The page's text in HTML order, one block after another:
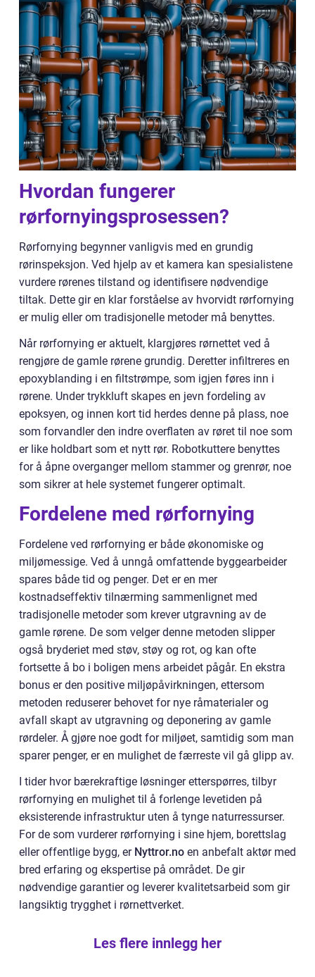
Hvordan fungerer
rørfornyingsprosessen?
Rørfornying begynner vanligvis med en grundig
rørinspeksjon. Ved hjelp av et kamera kan spesialistene
vurdere rørenes tilstand og identifisere nødvendige
tiltak. Dette gir en klar forståelse av hvorvidt rørfornying
er mulig eller om tradisjonelle metoder må benyttes.
Når rørfornying er aktuelt, klargjøres rørnettet ved å
rengjøre de gamle rørene grundig. Deretter infiltreres en
epoxyblanding i en filtstrømpe, som igjen føres inn i
rørene. Under trykkluft skapes en jevn fordeling av
epoksyen, og innen kort tid herdes denne på plass, noe
som forvandler den indre overflaten av røret til noe som
er like holdbart som et nytt rør. Robotkuttere benyttes
for å åpne overganger mellom stammer og grenrør, noe
som sikrer at hele systemet fungerer optimalt.
Fordelene med rørfornying
Fordelene ved rørfornying er både økonomiske og
miljømessige. Ved å unngå omfattende byggearbeider
spares både tid og penger. Det er en mer
kostnadseffektiv tilnærming sammenlignet med
tradisjonelle metoder som krever utgravning av de
gamle rørene. De som velger denne metoden slipper
også bryderiet med støv, støy og rot, og kan ofte
fortsette å bo i boligen mens arbeidet pågår. En ekstra
bonus er den positive miljøpåvirkningen, ettersom
metoden reduserer behovet for nye råmaterialer og
avfall skapt av utgravning og deponering av gamle
rørdeler. Å gjøre noe godt for miljøet, samtidig som man
sparer penger, er en mulighet de færreste vil gå glipp av.
I tider hvor bærekraftige løsninger etterspørres, tilbyr
rørfornying en mulighet til å forlenge levetiden på
eksisterende infrastruktur uten å tynge naturressurser.
For de som vurderer rørfornying i sine hjem, borettslag
eller offentlige bygg, er Nyttror.no en anbefalt aktør med
bred erfaring og ekspertise på området. De gir
nødvendige garantier og leverer kvalitetsarbeid som gir
langsiktig trygghet i rørnettverket.
Les flere innlegg her